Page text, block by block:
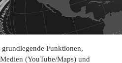
Funktionen,
(YouTube/Maps) und